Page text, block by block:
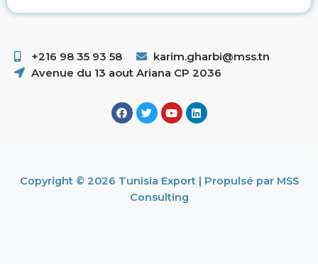
+216 98 35 93 58 ​
karim.gharbi@mss.tn
Avenue du 13 aout Ariana CP 2036
Copyright © 2026 Tunisia Export | Propulsé par MSS
Consulting